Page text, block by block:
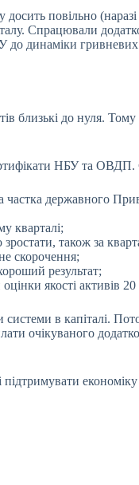
повільно
Спрацювали
динаміки
близькі до нуля.
НБУ та ОВДП.
частка державного
кварталі;
також за
скорочення;
результат;
якості активів
в капіталі.
очікуваного
економіку